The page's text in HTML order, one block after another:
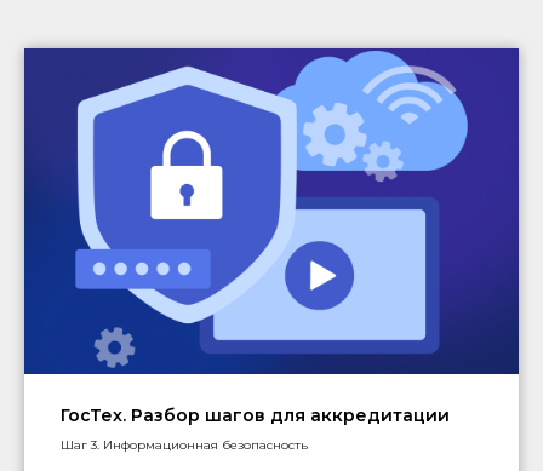
ГосТех. Разбор шагов для аккредитации
Шаг 3. Информационная безопасность